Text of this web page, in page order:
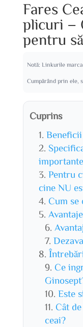
Fares
plicuri –
pentru
Notă: Linkurile
Cumpărând prin ele,
Cuprins
importante
Pentru
cine NU
Cum se
Ce
Este
Cât
ceai?